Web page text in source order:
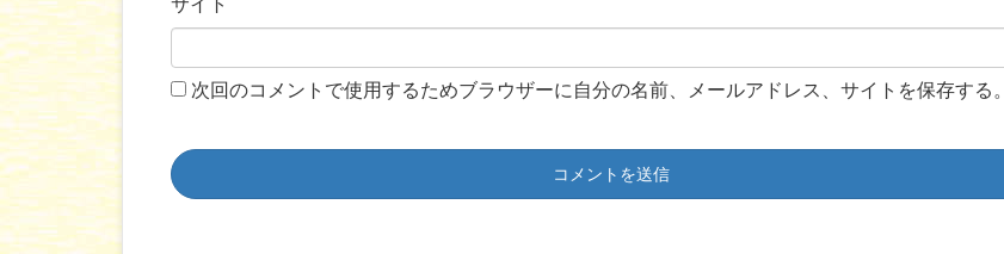
サイト
次回のコメントで使用するためブラウザーに自分の名前、メールアドレス、サイトを保存する。